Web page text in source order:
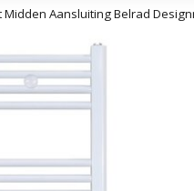
Aansluiting Belrad